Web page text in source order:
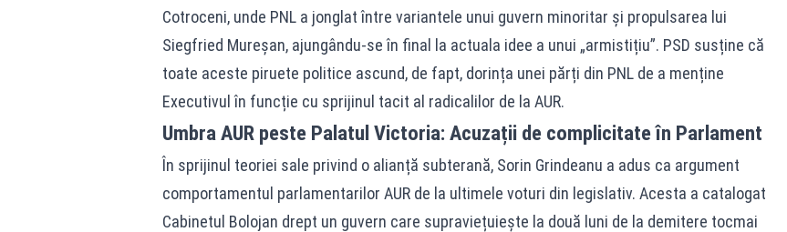
Cotroceni, unde PNL a jonglat între variantele unui guvern minoritar și propulsarea lui
Siegfried Mureșan, ajungându-se în final la actuala idee a unui „armistițiu”. PSD susține că
toate aceste piruete politice ascund, de fapt, dorința unei părți din PNL de a menține
Executivul în funcție cu sprijinul tacit al radicalilor de la AUR.
Umbra AUR peste Palatul Victoria: Acuzații de complicitate în Parlament
În sprijinul teoriei sale privind o alianță subterană, Sorin Grindeanu a adus ca argument
comportamentul parlamentarilor AUR de la ultimele voturi din legislativ. Acesta a catalogat
Cabinetul Bolojan drept un guvern care supraviețuiește la două luni de la demitere tocmai